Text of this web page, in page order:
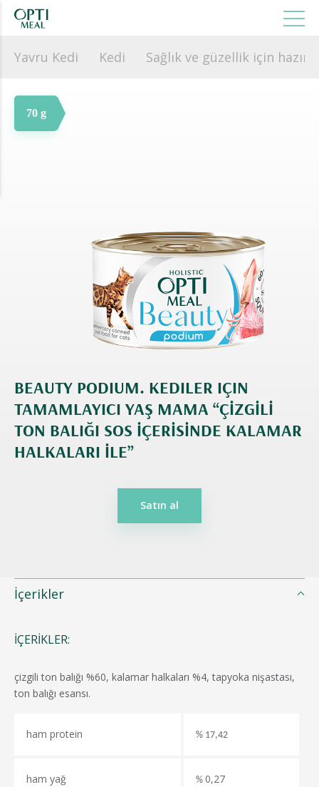
Yavru Kedi Kedi Sağlık ve güzellik için
70 g
BEAUTY PODIUM. KEDILER IÇIN
TAMAMLAYICI YAŞ MAMA “ÇIZGILI
TON BALIĞI SOS IÇERISINDE KALAMAR
HALKALARI ILE”
Satın al
İçerikler
İÇERIKLER:
çizgili ton balığı %60, kalamar halkaları %4, tapyoka nişastası,
ton balığı esansı.
ham protein % 17,42
ham yağ % 0,27